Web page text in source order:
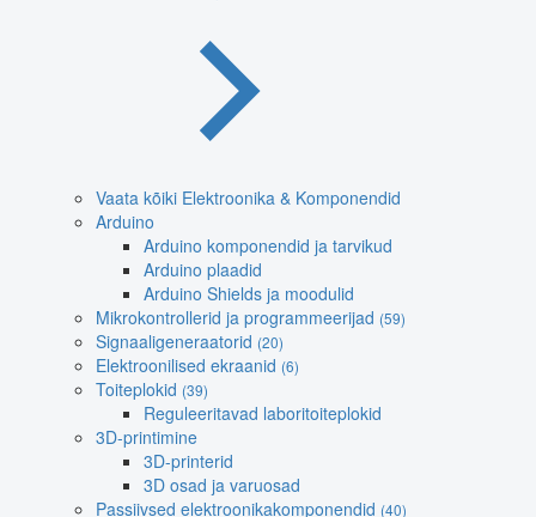
Vaata kõiki Elektroonika & Komponendid
Arduino
Arduino komponendid ja tarvikud
Arduino plaadid
Arduino Shields ja moodulid
Mikrokontrollerid ja programmeerijad (59)
Signaaligeneraatorid (20)
Elektroonilised ekraanid (6)
Toiteplokid (39)
Reguleeritavad laboritoiteplokid
3D-printimine
3D-printerid
3D osad ja varuosad
Passiivsed elektroonikakomponendid (40)